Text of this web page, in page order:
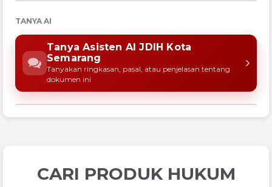
TANYA AI
Tanya Asisten AI JDIH Kota
Semarang
Tanyakan ringkasan, pasal, atau penjelasan tentang
dokumen ini
CARI PRODUK HUKUM